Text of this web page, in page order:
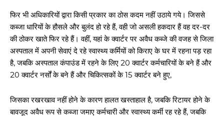
फिर भी अधिकारियों द्वारा किसी प्रकार का ठोस कदम नहीं उठाये गये। जिससे
कब्जा धारियों के हौसले और बुलंद हो रहे हैं, वही जो असली हकदार हैं वह दर-दर
की ठोकर खाते फिर रहे हैं। वहीं, यहां के क्वार्टर पर अवैध कब्जे की वजह से जिला
अस्पताल में अपनी सेवाएं दे रहे स्वास्थ्य कर्मियों को किराए के घर में रहना पड़ रहा
है, जबकि अस्पताल कंपाउंड में रहने के लिए 20 क्वार्टर कर्मचारियों के बने हैं और
20 क्वार्टर नर्सों के बने हैं और चिकित्सकों के 15 क्वार्टर बने हुए,
जिसका रखरखाव नहीं होने के कारण हालत खस्ताहाल है, जबकि रिटायर होने के
बावजूद अवैध रूप से कब्जा जमाए कर्मचारी और स्वास्थ्य कर्मी रह रहे हैं, जबकि